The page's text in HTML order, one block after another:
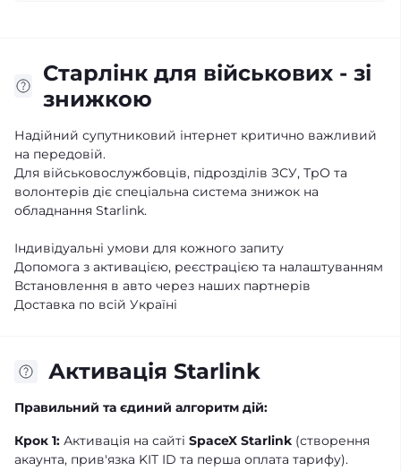
Старлінк для військових - зі
знижкою
Надійний супутниковий інтернет критично важливий
на передовій.
Для військовослужбовців, підрозділів ЗСУ, ТрО та
волонтерів діє спеціальна система знижок на
обладнання Starlink.
Індивідуальні умови для кожного запиту
Допомога з активацією, реєстрацією та налаштуванням
Встановлення в авто через наших партнерів
Доставка по всій Україні
Активація Starlink
Правильний та єдиний алгоритм дій:
Крок 1: Активація на сайті SpaceX Starlink (створення
акаунта, прив'язка KIT ID та перша оплата тарифу).